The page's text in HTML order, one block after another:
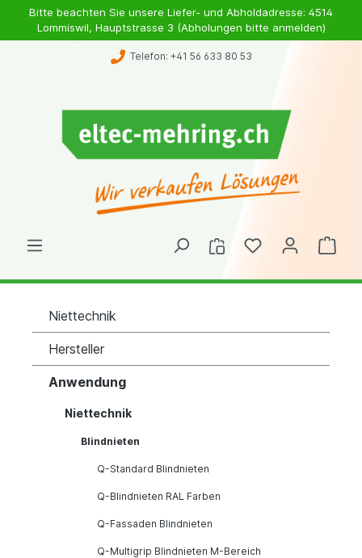
Bitte beachten Sie unsere Liefer- und Abholdadresse: 4514
Lommiswil, Hauptstrasse 3 (Abholungen bitte anmelden)
Telefon: +41 56 633 80 53
Niettechnik
Hersteller
Anwendung
Niettechnik
Blindnieten
Q-Standard Blindnieten
Q-Blindnieten RAL Farben
Q-Fassaden Blindnieten
Q-Multigrip Blindnieten M-Bereich